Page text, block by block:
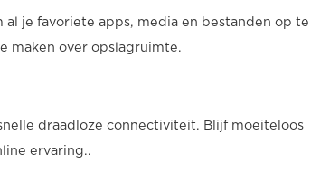
al je favoriete apps, media en bestanden op te
maken over opslagruimte.
draadloze connectiviteit. Blijf moeiteloos
ervaring..